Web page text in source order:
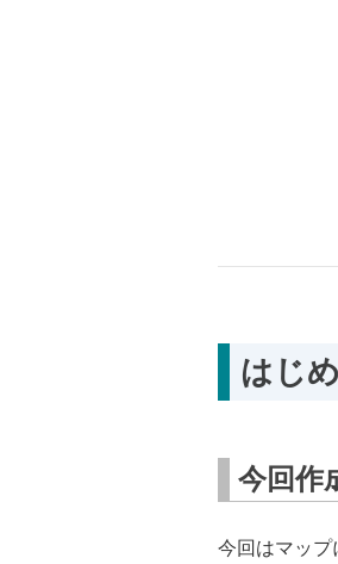
はじ
今回作
今回はマップ